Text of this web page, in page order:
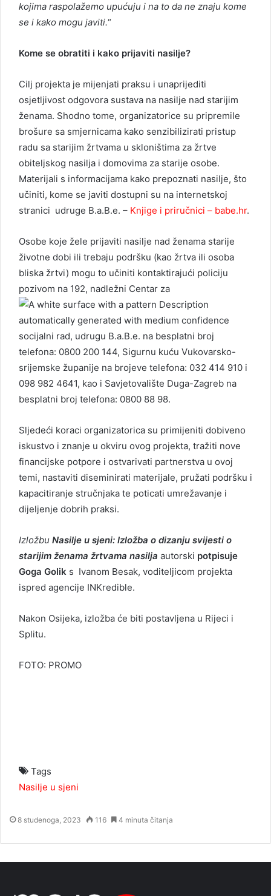
kojima raspolažemo upućuju i na to da ne znaju kome
se i kako mogu javiti.“
Kome se obratiti i kako prijaviti nasilje?
Cilj projekta je mijenjati praksu i unaprijediti
osjetljivost odgovora sustava na nasilje nad starijim
ženama. Shodno tome, organizatorice su pripremile
brošure sa smjernicama kako senzibilizirati pristup
radu sa starijim žrtvama u skloništima za žrtve
obiteljskog nasilja i domovima za starije osobe.
Materijali s informacijama kako prepoznati nasilje, što
učiniti, kome se javiti dostupni su na internetskoj
stranici udruge B.a.B.e. – Knjige i priručnici – babe.hr.
Osobe koje žele prijaviti nasilje nad ženama starije
životne dobi ili trebaju podršku (kao žrtva ili osoba
bliska žrtvi) mogu to učiniti kontaktirajući policiju
pozivom na 192, nadležni Centar za
socijalni rad, udrugu B.a.B.e. na besplatni broj
telefona: 0800 200 144, Sigurnu kuću Vukovarsko-
srijemske županije na brojeve telefona: 032 414 910 i
098 982 4641, kao i Savjetovalište Duga-Zagreb na
besplatni broj telefona: 0800 88 98.
Sljedeći koraci organizatorica su primijeniti dobiveno
iskustvo i znanje u okviru ovog projekta, tražiti nove
financijske potpore i ostvarivati partnerstva u ovoj
temi, nastaviti diseminirati materijale, pružati podršku i
kapacitiranje stručnjaka te poticati umrežavanje i
dijeljenje dobrih praksi.
Izložbu Nasilje u sjeni: Izložba o dizanju svijesti o
starijim ženama žrtvama nasilja autorski potpisuje
Goga Golik s Ivanom Besak, voditeljicom projekta
ispred agencije INKredible.
Nakon Osijeka, izložba će biti postavljena u Rijeci i
Splitu.
FOTO: PROMO
Tags
Nasilje u sjeni
8 studenoga, 2023 116 4 minuta čitanja